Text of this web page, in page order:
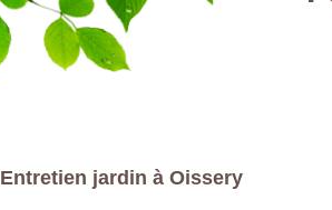
Entretien jardin à Oissery